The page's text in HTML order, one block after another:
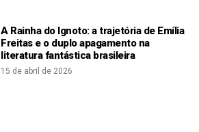
A Rainha do Ignoto: a trajetória de Emília
Freitas e o duplo apagamento na
literatura fantástica brasileira
15 de abril de 2026